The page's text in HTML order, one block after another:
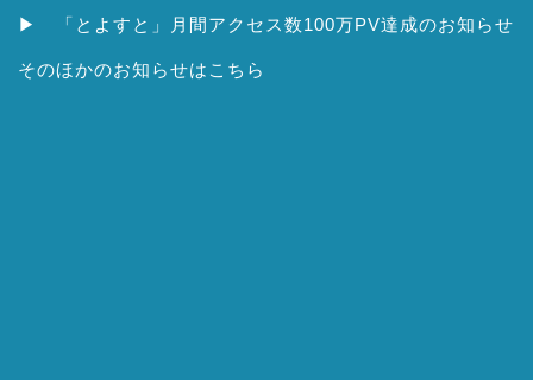
▶ 「とよすと」月間アクセス数100万PV達成のお知らせ
そのほかのお知らせはこちら